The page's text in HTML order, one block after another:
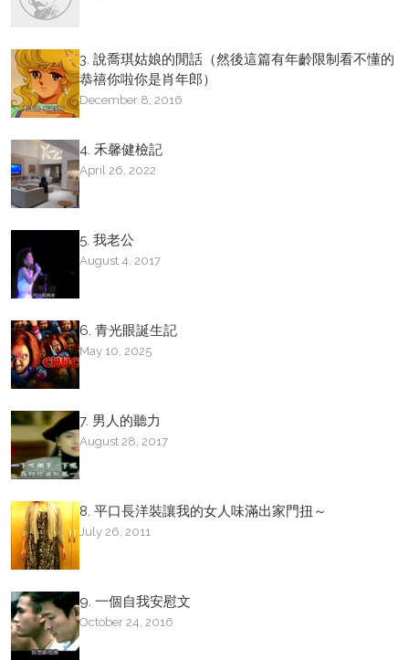
3. 說喬琪姑娘的閒話（然後這篇有年齡限制看不懂的
恭禧你啦你是肖年郎）
December 8, 2016
4. 禾馨健檢記
April 26, 2022
5. 我老公
August 4, 2017
6. 青光眼誕生記
May 10, 2025
7. 男人的聽力
August 28, 2017
8. 平口長洋裝讓我的女人味滿出家門扭～
July 26, 2011
9. 一個自我安慰文
October 24, 2016